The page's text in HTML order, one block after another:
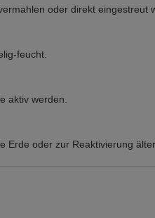
oder direkt eingestreut
feucht.
aktiv werden.
oder zur Reaktivierung